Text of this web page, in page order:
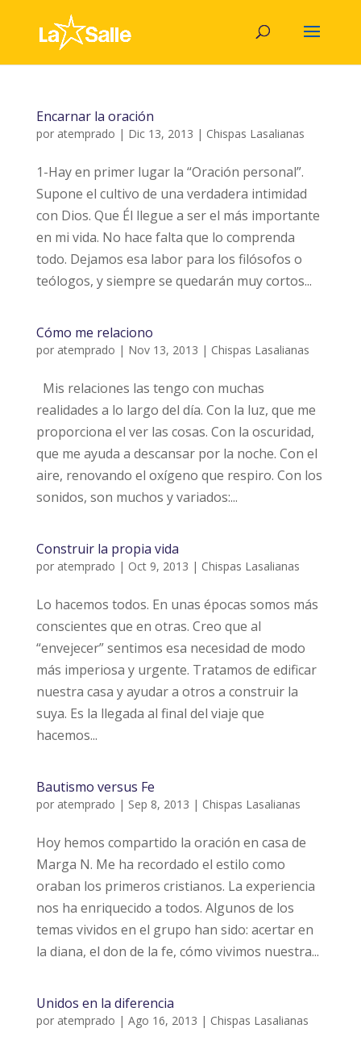
Encarnar la oración
por atemprado | Dic 13, 2013 | Chispas Lasalianas
1-Hay en primer lugar la “Oración personal”.
Supone el cultivo de una verdadera intimidad
con Dios. Que Él llegue a ser el más importante
en mi vida. No hace falta que lo comprenda
todo. Dejamos esa labor para los filósofos o
teólogos, y siempre se quedarán muy cortos...
Cómo me relaciono
por atemprado | Nov 13, 2013 | Chispas Lasalianas
Mis relaciones las tengo con muchas
realidades a lo largo del día. Con la luz, que me
proporciona el ver las cosas. Con la oscuridad,
que me ayuda a descansar por la noche. Con el
aire, renovando el oxígeno que respiro. Con los
sonidos, son muchos y variados:...
Construir la propia vida
por atemprado | Oct 9, 2013 | Chispas Lasalianas
Lo hacemos todos. En unas épocas somos más
conscientes que en otras. Creo que al
“envejecer” sentimos esa necesidad de modo
más imperiosa y urgente. Tratamos de edificar
nuestra casa y ayudar a otros a construir la
suya. Es la llegada al final del viaje que
hacemos...
Bautismo versus Fe
por atemprado | Sep 8, 2013 | Chispas Lasalianas
Hoy hemos compartido la oración en casa de
Marga N. Me ha recordado el estilo como
oraban los primeros cristianos. La experiencia
nos ha enriquecido a todos. Algunos de los
temas vividos en el grupo han sido: acertar en
la diana, el don de la fe, cómo vivimos nuestra...
Unidos en la diferencia
por atemprado | Ago 16, 2013 | Chispas Lasalianas